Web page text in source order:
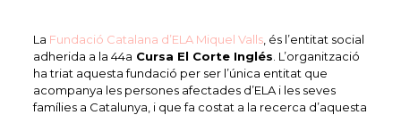
La Fundació Catalana d’ELA Miquel Valls, és l’entitat social
adherida a la 44a Cursa El Corte Inglés . L’organització
ha triat aquesta fundació per ser l’única entitat que
acompanya les persones afectades d’ELA i les seves
famílies a Catalunya, i que fa costat a la recerca d’aquesta